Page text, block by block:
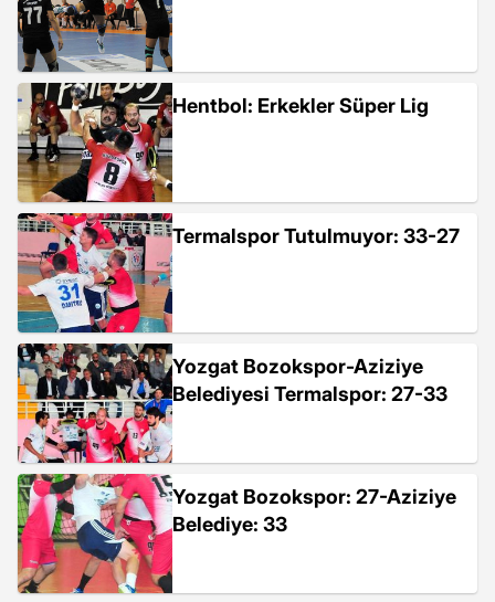
Hentbol: Erkekler Süper Lig
Termalspor Tutulmuyor: 33-27
Yozgat Bozokspor-Aziziye
Belediyesi Termalspor: 27-33
Yozgat Bozokspor: 27-Aziziye
Belediye: 33